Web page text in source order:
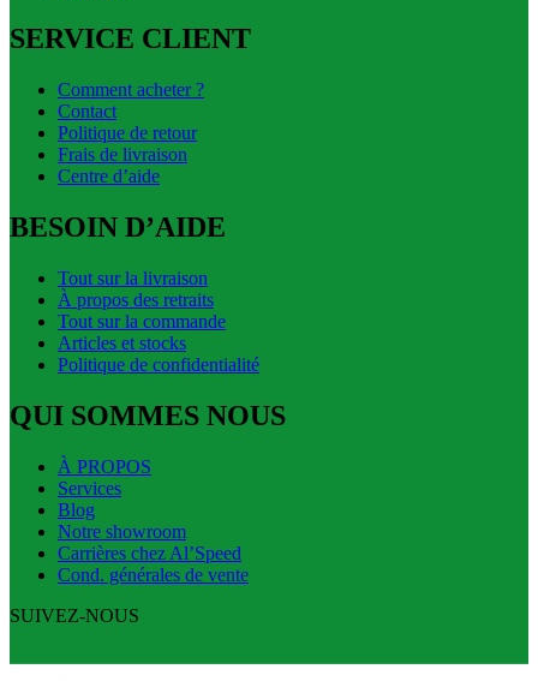
SERVICE CLIENT
Comment acheter ?
Contact
Politique de retour
Frais de livraison
Centre d’aide
BESOIN D’AIDE
Tout sur la livraison
À propos des retraits
Tout sur la commande
Articles et stocks
Politique de confidentialité
QUI SOMMES NOUS
À PROPOS
Services
Blog
Notre showroom
Carrières chez Al’Speed
Cond. générales de vente
SUIVEZ-NOUS